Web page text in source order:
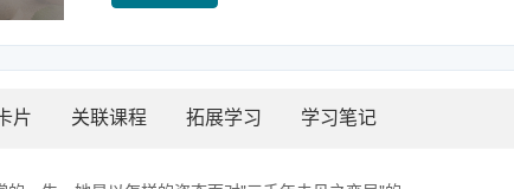
片 关联课程 拓展学习 学习笔记